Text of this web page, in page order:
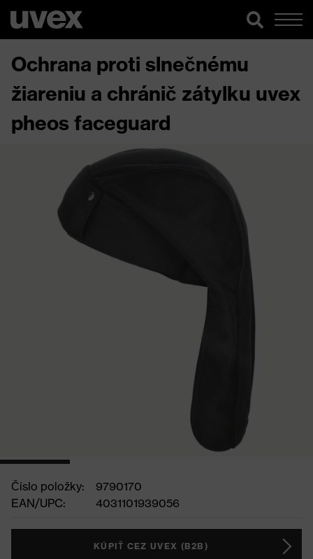
Ochrana proti slnečnému
žiareniu a chránič zátylku uvex
pheos faceguard
Číslo položky:
9790170
EAN/UPC:
4031101939056
KÚPIŤ CEZ UVEX (B2B)